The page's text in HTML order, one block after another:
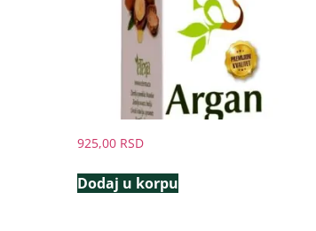
925,00 RSD
Dodaj u korpu